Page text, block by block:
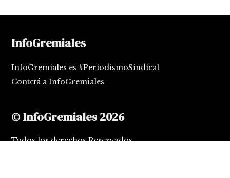
InfoGremiales
InfoGremiales es #PeriodismoSindical
Contctá a InfoGremiales
© InfoGremiales 2026
Todos los derechos Reservados